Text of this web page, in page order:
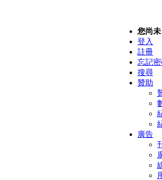
您尚未
登入
註冊
忘記
搜尋
贊助
廣告